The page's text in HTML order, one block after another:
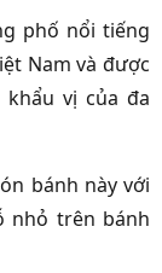
phố nổi tiếng
Nam và được
vị của đa
bánh này với
nhỏ trên bánh